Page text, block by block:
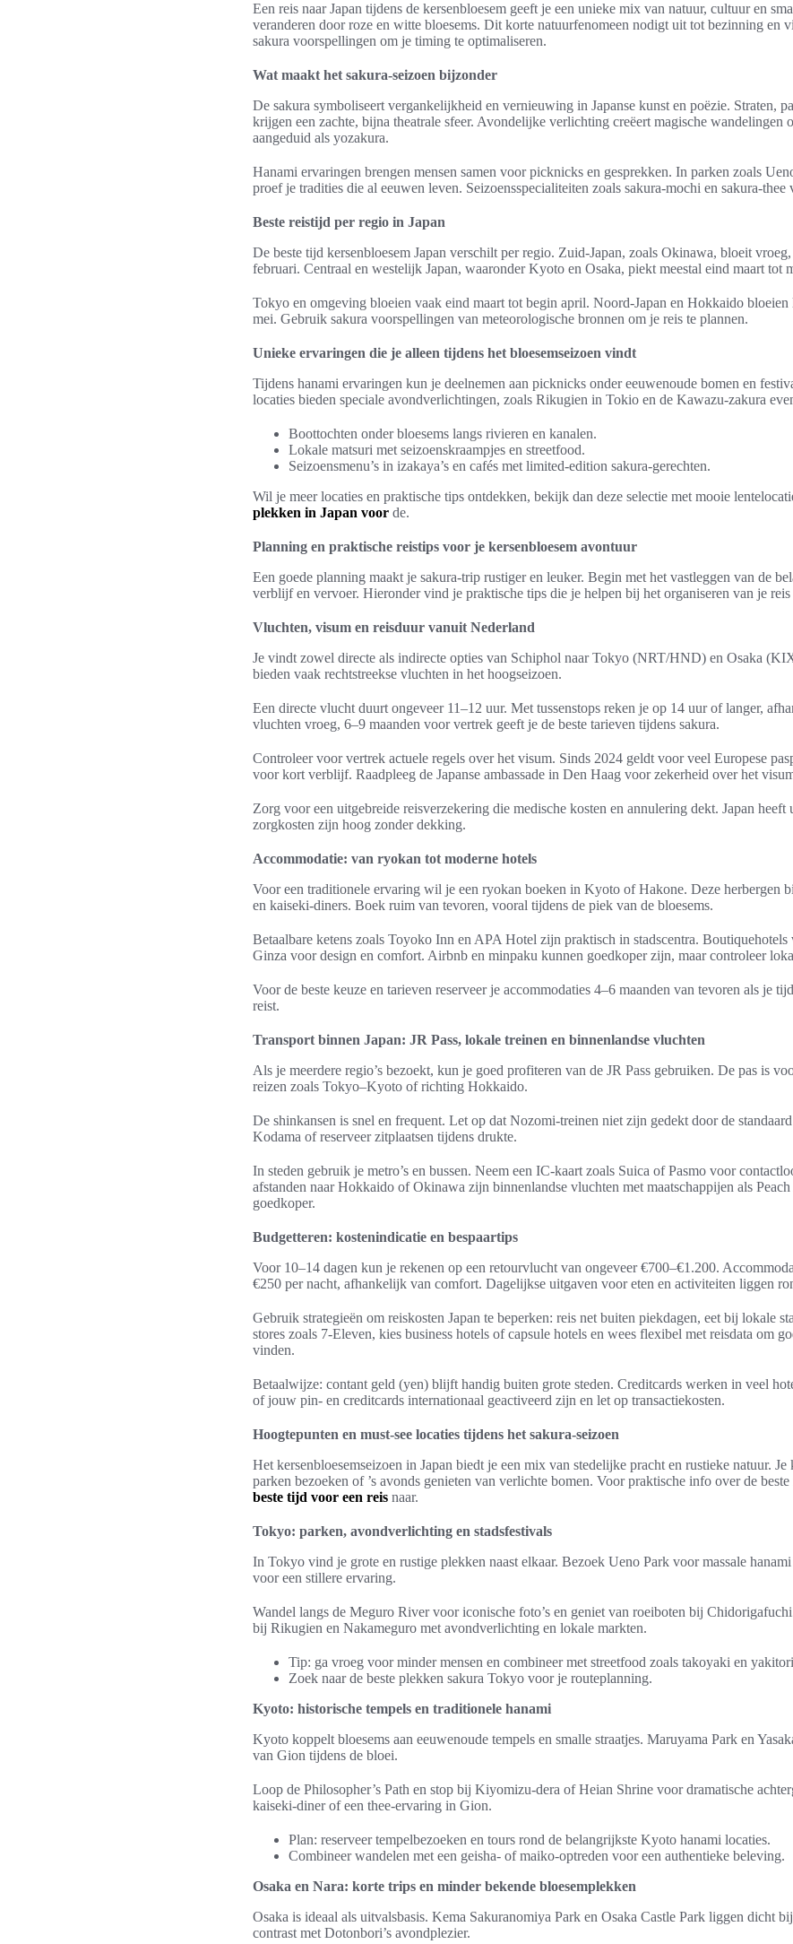
Een reis naar Japan tijdens de kersenbloesem geeft je een unieke mix van natuur, cultuur en
veranderen door roze en witte bloesems. Dit korte natuurfenomeen nodigt uit tot bezinning en
sakura voorspellingen om je timing te optimaliseren.
Wat maakt het sakura-seizoen bijzonder
De sakura symboliseert vergankelijkheid en vernieuwing in Japanse kunst en poëzie. Straten,
krijgen een zachte, bijna theatrale sfeer. Avondelijke verlichting creëert magische wandelingen
aangeduid als yozakura.
Hanami ervaringen brengen mensen samen voor picknicks en gesprekken. In parken zoals
proef je tradities die al eeuwen leven. Seizoensspecialiteiten zoals sakura-mochi en sakura-thee
Beste reistijd per regio in Japan
De beste tijd kersenbloesem Japan verschilt per regio. Zuid-Japan, zoals Okinawa, bloeit
februari. Centraal en westelijk Japan, waaronder Kyoto en Osaka, piekt meestal eind maart tot
Tokyo en omgeving bloeien vaak eind maart tot begin april. Noord-Japan en Hokkaido
mei. Gebruik sakura voorspellingen van meteorologische bronnen om je reis te plannen.
Unieke ervaringen die je alleen tijdens het bloesemseizoen vindt
Tijdens hanami ervaringen kun je deelnemen aan picknicks onder eeuwenoude bomen en
locaties bieden speciale avondverlichtingen, zoals Rikugien in Tokio en de Kawazu-zakura
Boottochten onder bloesems langs rivieren en kanalen.
Lokale matsuri met seizoenskraampjes en streetfood.
Seizoensmenu’s in izakaya’s en cafés met limited-edition sakura-gerechten.
Wil je meer locaties en praktische tips ontdekken, bekijk dan deze selectie met mooie
plekken in Japan voor de.
Planning en praktische reistips voor je kersenbloesem avontuur
Een goede planning maakt je sakura-trip rustiger en leuker. Begin met het vastleggen van de
verblijf en vervoer. Hieronder vind je praktische tips die je helpen bij het organiseren van je
Vluchten, visum en reisduur vanuit Nederland
Je vindt zowel directe als indirecte opties van Schiphol naar Tokyo (NRT/HND) en Osaka
bieden vaak rechtstreekse vluchten in het hoogseizoen.
Een directe vlucht duurt ongeveer 11–12 uur. Met tussenstops reken je op 14 uur of langer,
vluchten vroeg, 6–9 maanden voor vertrek geeft je de beste tarieven tijdens sakura.
Controleer voor vertrek actuele regels over het visum. Sinds 2024 geldt voor veel Europese
voor kort verblijf. Raadpleeg de Japanse ambassade in Den Haag voor zekerheid over het
Zorg voor een uitgebreide reisverzekering die medische kosten en annulering dekt. Japan heeft
zorgkosten zijn hoog zonder dekking.
Accommodatie: van ryokan tot moderne hotels
Voor een traditionele ervaring wil je een ryokan boeken in Kyoto of Hakone. Deze herbergen
en kaiseki-diners. Boek ruim van tevoren, vooral tijdens de piek van de bloesems.
Betaalbare ketens zoals Toyoko Inn en APA Hotel zijn praktisch in stadscentra.
Ginza voor design en comfort. Airbnb en minpaku kunnen goedkoper zijn, maar controleer
Voor de beste keuze en tarieven reserveer je accommodaties 4–6 maanden van tevoren als je
reist.
Transport binnen Japan: JR Pass, lokale treinen en binnenlandse vluchten
Als je meerdere regio’s bezoekt, kun je goed profiteren van de JR Pass gebruiken. De pas is
reizen zoals Tokyo–Kyoto of richting Hokkaido.
De shinkansen is snel en frequent. Let op dat Nozomi-treinen niet zijn gedekt door de
Kodama of reserveer zitplaatsen tijdens drukte.
In steden gebruik je metro’s en bussen. Neem een IC-kaart zoals Suica of Pasmo voor
afstanden naar Hokkaido of Okinawa zijn binnenlandse vluchten met maatschappijen als
goedkoper.
Budgetteren: kostenindicatie en bespaartips
Voor 10–14 dagen kun je rekenen op een retourvlucht van ongeveer €700–€1.200.
€250 per nacht, afhankelijk van comfort. Dagelijkse uitgaven voor eten en activiteiten liggen
Gebruik strategieën om reiskosten Japan te beperken: reis net buiten piekdagen, eet bij lokale
stores zoals 7-Eleven, kies business hotels of capsule hotels en wees flexibel met reisdata om
vinden.
Betaalwijze: contant geld (yen) blijft handig buiten grote steden. Creditcards werken in veel
of jouw pin- en creditcards internationaal geactiveerd zijn en let op transactiekosten.
Hoogtepunten en must-see locaties tijdens het sakura-seizoen
Het kersenbloesemseizoen in Japan biedt je een mix van stedelijke pracht en rustieke natuur.
parken bezoeken of ’s avonds genieten van verlichte bomen. Voor praktische info over de
beste tijd voor een reis naar.
Tokyo: parken, avondverlichting en stadsfestivals
In Tokyo vind je grote en rustige plekken naast elkaar. Bezoek Ueno Park voor massale
voor een stillere ervaring.
Wandel langs de Meguro River voor iconische foto’s en geniet van roeiboten bij
bij Rikugien en Nakameguro met avondverlichting en lokale markten.
Tip: ga vroeg voor minder mensen en combineer met streetfood zoals takoyaki en
Zoek naar de beste plekken sakura Tokyo voor je routeplanning.
Kyoto: historische tempels en traditionele hanami
Kyoto koppelt bloesems aan eeuwenoude tempels en smalle straatjes. Maruyama Park en
van Gion tijdens de bloei.
Loop de Philosopher’s Path en stop bij Kiyomizu-dera of Heian Shrine voor dramatische
kaiseki-diner of een thee-ervaring in Gion.
Plan: reserveer tempelbezoeken en tours rond de belangrijkste Kyoto hanami locaties.
Combineer wandelen met een geisha- of maiko-optreden voor een authentieke beleving.
Osaka en Nara: korte trips en minder bekende bloesemplekken
Osaka is ideaal als uitvalsbasis. Kema Sakuranomiya Park en Osaka Castle Park liggen dicht
contrast met Dotonbori’s avondplezier.